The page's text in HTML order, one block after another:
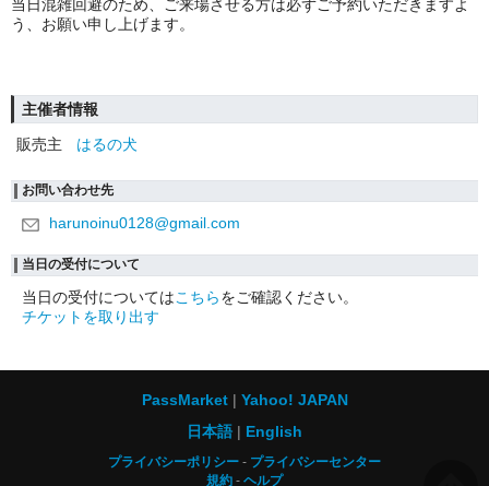
当日混雑回避のため、ご来場させる方は必ずご予約いただきますよ
う、お願い申し上げます。
主催者情報
販売主
はるの犬
お問い合わせ先
harunoinu0128@gmail.com
当日の受付について
当日の受付についてはこちらをご確認ください。
チケットを取り出す
PassMarket
Yahoo! JAPAN
日本語
English
プライバシーポリシー
プライバシーセンター
規約
ヘルプ